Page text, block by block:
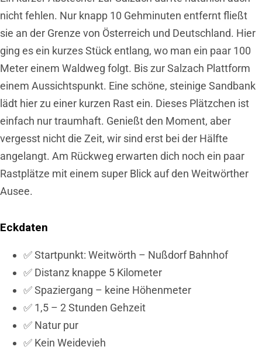
nicht fehlen. Nur knapp 10 Gehminuten entfernt fließt
sie an der Grenze von Österreich und Deutschland. Hier
ging es ein kurzes Stück entlang, wo man ein paar 100
Meter einem Waldweg folgt. Bis zur Salzach Plattform
einem Aussichtspunkt. Eine schöne, steinige Sandbank
lädt hier zu einer kurzen Rast ein. Dieses Plätzchen ist
einfach nur traumhaft. Genießt den Moment, aber
vergesst nicht die Zeit, wir sind erst bei der Hälfte
angelangt. Am Rückweg erwarten dich noch ein paar
Rastplätze mit einem super Blick auf den Weitwörther
Ausee.
Eckdaten
✅ Startpunkt: Weitwörth – Nußdorf Bahnhof
✅ Distanz knappe 5 Kilometer
✅ Spaziergang – keine Höhenmeter
✅ 1,5 – 2 Stunden Gehzeit
✅ Natur pur
✅ Kein Weidevieh